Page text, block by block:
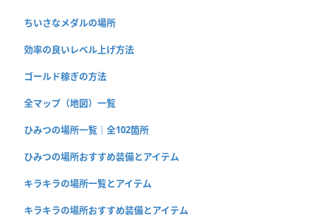
ちいさなメダルの場所
効率の良いレベル上げ方法
ゴールド稼ぎの方法
全マップ（地図）一覧
ひみつの場所一覧｜全102箇所
ひみつの場所おすすめ装備とアイテム
キラキラの場所一覧とアイテム
キラキラの場所おすすめ装備とアイテム